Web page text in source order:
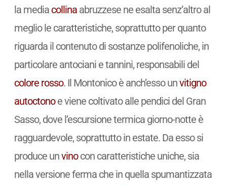
la media collinaabruzzese ne esalta senz’altro al
meglio le caratteristiche, soprattutto per quanto
riguarda il contenuto di sostanze polifenoliche, in
particolare antociani e tannini, responsabili del
colore rosso. Il Montonico è anch’esso unvitigno
autoctonoe viene coltivato alle pendici del Gran
Sasso, dove l’escursione termica giorno-notte è
ragguardevole, soprattutto in estate. Da esso si
produce unvinocon caratteristiche uniche, sia
nella versione ferma che in quella spumantizzata